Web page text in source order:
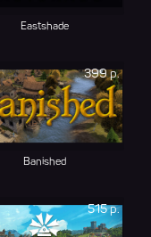
Eastshade
399 р.
Banished
515 р.